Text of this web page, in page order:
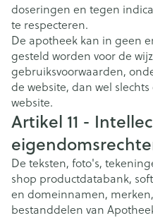
doseringen en tegen
te respecteren.
De apotheek kan in geen
gesteld worden voor de
gebruiksvoorwaarden,
de website, dan wel
website.
Artikel 11 -
De teksten, foto's,
shop productdatabank,
en domeinnamen,
bestanddelen van